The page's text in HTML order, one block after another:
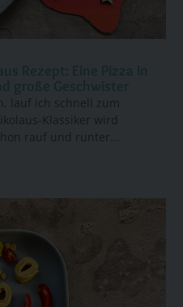
Rezept: Eine Pizza in
große Geschwister
lauf ich schnell zum
Klassiker wird
rauf und runter...